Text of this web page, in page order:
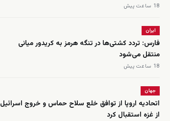
18 ساعت پیش
ایران
فارس: تردد کشتی‌ها در تنگه هرمز به کریدور میانی
منتقل می‌شود
18 ساعت پیش
جهان
اتحادیه اروپا از توافق خلع سلاح حماس و خروج اسرائیل
از غزه استقبال کرد